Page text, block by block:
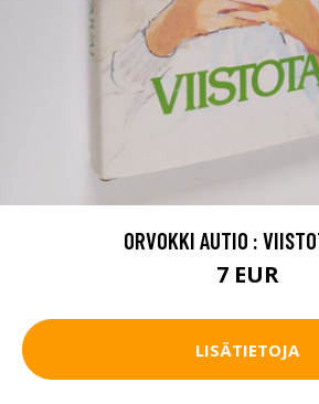
ORVOKKI AUTIO :
7 EUR
LISÄTIETOJA